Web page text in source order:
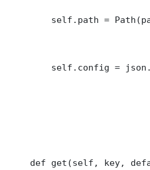
self.path =
self.config =
def get(self, key,